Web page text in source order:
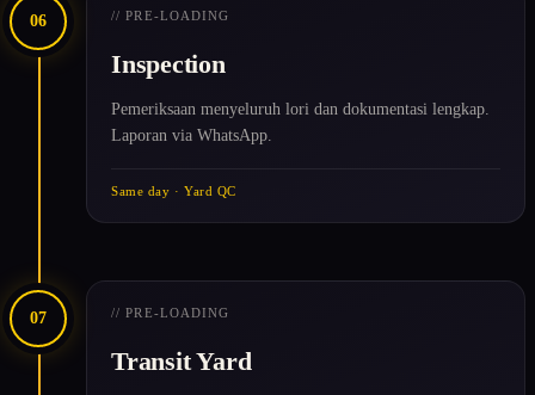
06 // PRE-LOADING
Inspection
Pemeriksaan menyeluruh lori dan dokumentasi lengkap.
Laporan via WhatsApp.
Same day · Yard QC
07 // PRE-LOADING
Transit Yard